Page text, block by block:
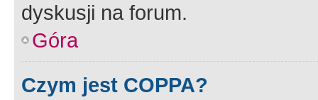
dyskusji na forum.
Góra
Czym jest COPPA?